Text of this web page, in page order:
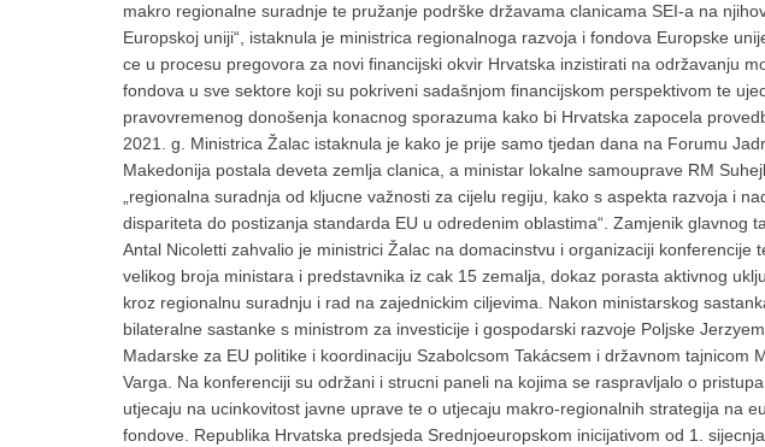
makro regionalne suradnje te pružanje podrške državama clanicama SEI-a na
Europskoj uniji“, istaknula je ministrica regionalnoga razvoja i fondova Europske
ce u procesu pregovora za novi financijski okvir Hrvatska inzistirati na održavanju
fondova u sve sektore koji su pokriveni sadašnjom financijskom perspektivom te
pravovremenog donošenja konacnog sporazuma kako bi Hrvatska zapocela
2021. g. Ministrica Žalac istaknula je kako je prije samo tjedan dana na Forumu
Makedonija postala deveta zemlja clanica, a ministar lokalne samouprave RM
„regionalna suradnja od kljucne važnosti za cijelu regiju, kako s aspekta razvoja i
dispariteta do postizanja standarda EU u odredenim oblastima“. Zamjenik glavnog
Antal Nicoletti zahvalio je ministrici Žalac na domacinstvu i organizaciji konferencije
velikog broja ministara i predstavnika iz cak 15 zemalja, dokaz porasta aktivnog
kroz regionalnu suradnju i rad na zajednickim ciljevima. Nakon ministarskog
bilateralne sastanke s ministrom za investicije i gospodarski razvoje Poljske
Madarske za EU politike i koordinaciju Szabolcsom Takácsem i državnom tajnicom
Varga. Na konferenciji su održani i strucni paneli na kojima se raspravljalo o
utjecaju na ucinkovitost javne uprave te o utjecaju makro-regionalnih strategija na
fondove. Republika Hrvatska predsjeda Srednjoeuropskom inicijativom od 1.